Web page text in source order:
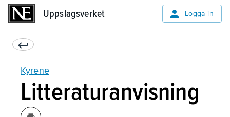
Uppslagsverket Logga in
Kyrene
Litteraturanvisning